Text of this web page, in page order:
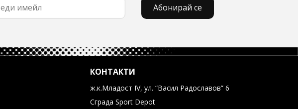
Абонирай се
КОНТАКТИ
ж.к.Младост IV, ул. “Васил Радославов” 6
Сграда Sport Depot